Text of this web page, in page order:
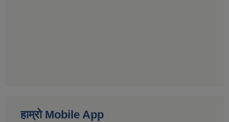
हाम्राे Mobile App